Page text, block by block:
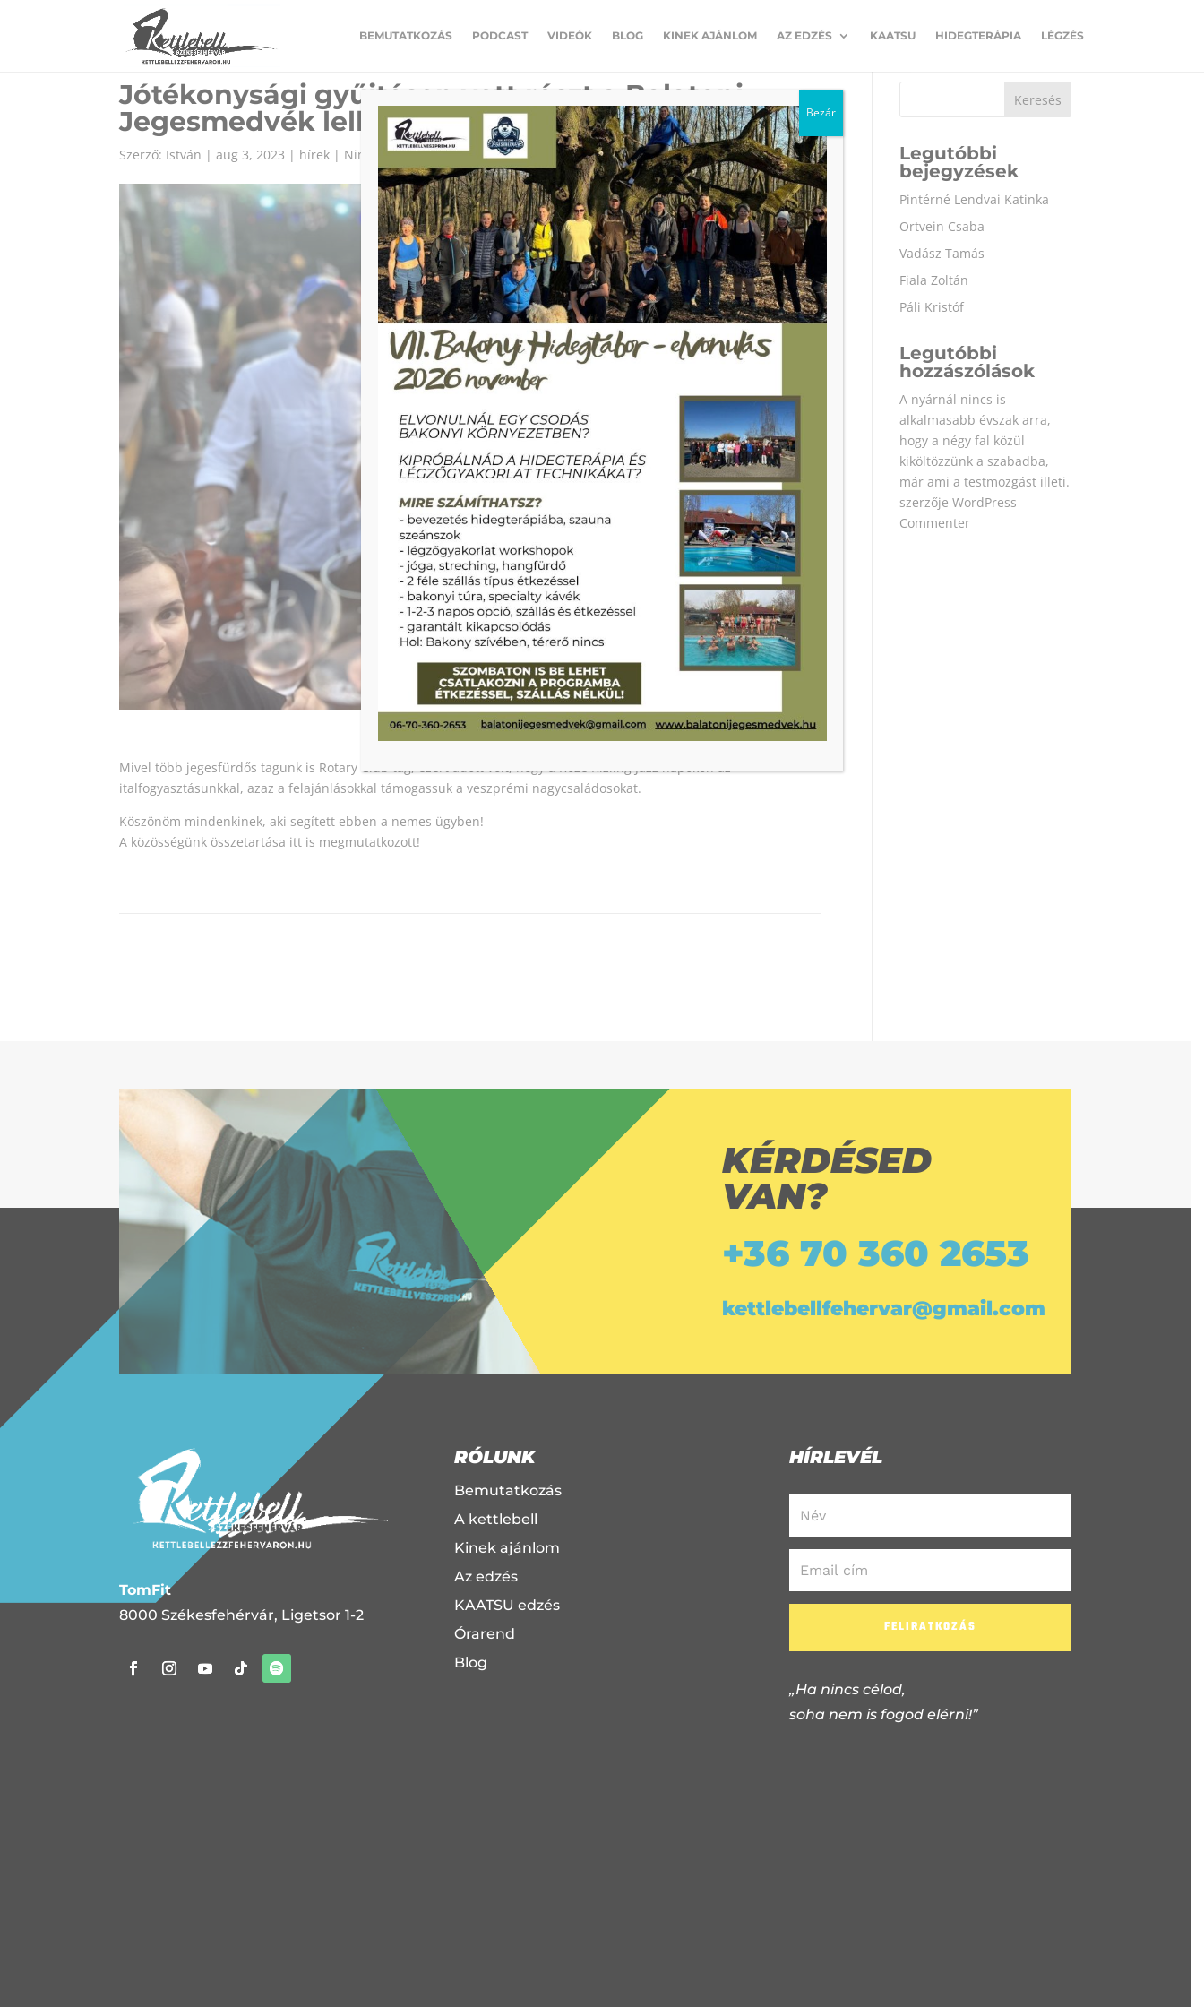
https://www.kettlebellveszprem.hu/
BEMUTATKOZÁS PODCAST VIDEÓK BLOG KINEK AJÁNLOM AZ EDZÉS KAATSU HIDEGTERÁPIA LÉGZÉS
Jótékonysági gyűjtésen vett részt a Balatoni
Jegesmedvék lelkes közössége
Szerző: István | aug 3, 2023 | hírek| Nincsenek hozzászólások
Mivel több jegesfürdős tagunk is Rotary Club tag, ezért adott volt, hogy a Rozé Rizling Jazz napokon az
italfogyasztásunkkal, azaz a felajánlásokkal támogassuk a veszprémi nagycsaládosokat.
Köszönöm mindenkinek, aki segített ebben a nemes ügyben!
A közösségünk összetartása itt is megmutatkozott!
Keresés
Legutóbbi
bejegyzések
Pintérné Lendvai Katinka
Ortvein Csaba
Vadász Tamás
Fiala Zoltán
Páli Kristóf
Legutóbbi
hozzászólások
A nyárnál nincs is
alkalmasabb évszak arra,
hogy a négy fal közül
kiköltözzünk a szabadba,
már ami a testmozgást illeti.
szerzőjeWordPress
Commenter
KÉRDÉSED
VAN?
+36 70 360 2653
kettlebellfehervar@gmail.com
TomFit
8000 Székesfehérvár, Ligetsor 1-2
RÓLUNK
Bemutatkozás
A kettlebell
Kinek ajánlom
Az edzés
KAATSU edzés
Órarend
Blog
HÍRLEVÉL
FELIRATKOZÁS
„Ha nincs célod,
soha nem is fogod elérni!”
Bezár